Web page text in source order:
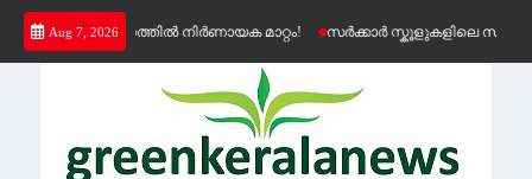
Skip
content
Aug 7, 2026
വിതരണത്തിൽ നിർണായക മാറ്റം! സർക്കാർ സ്കൂളുകളിലെ സൗജന്യ